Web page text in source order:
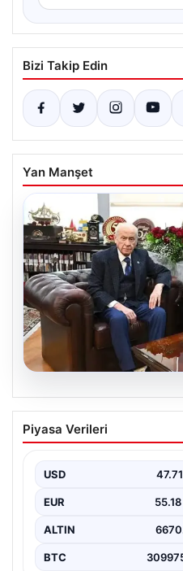
Bizi Takip Edin
Yan Manşet
06.08.2026
‘Çerçeve Yasa’ya
MHP’li vekilden
Piyasa Verileri
USD 47.71
EUR 55.18
ALTIN
BTC